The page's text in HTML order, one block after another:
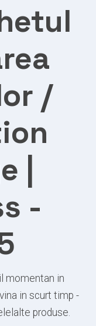
/
|
-
momentan in
in scurt timp -
produse.